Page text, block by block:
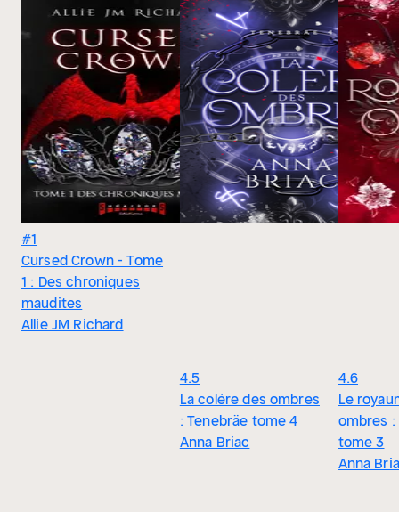
#1
Cursed Crown - Tome
1 : Des chroniques
maudites
Allie JM Richard
4.5
La colère des ombres
: Tenebräe tome 4
Anna Briac
4.6
Le
ombres :
tome 3
Anna